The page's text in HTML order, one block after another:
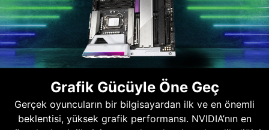
Grafik Gücüyle Öne Geç
Gerçek oyuncuların bir bilgisayardan ilk ve en önemli
beklentisi, yüksek grafik performansı. NVIDIA’nın en